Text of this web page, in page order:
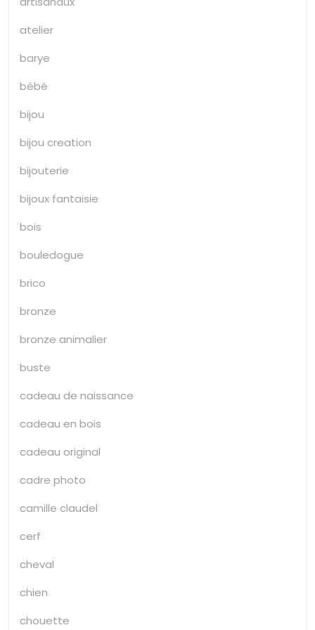
atelier
barye
bébé
bijou
bijou creation
bijouterie
bijoux fantaisie
bois
bouledogue
brico
bronze
bronze animalier
buste
cadeau de naissance
cadeau en bois
cadeau original
cadre photo
camille claudel
cerf
cheval
chien
chouette